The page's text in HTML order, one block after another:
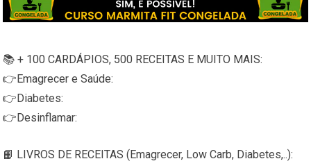
📚 + 100 CARDÁPIOS, 500 RECEITAS E MUITO MAIS:
👉Emagrecer e Saúde:
👉Diabetes:
👉Desinflamar:
📙 LIVROS DE RECEITAS (Emagrecer, Low Carb, Diabetes,..):